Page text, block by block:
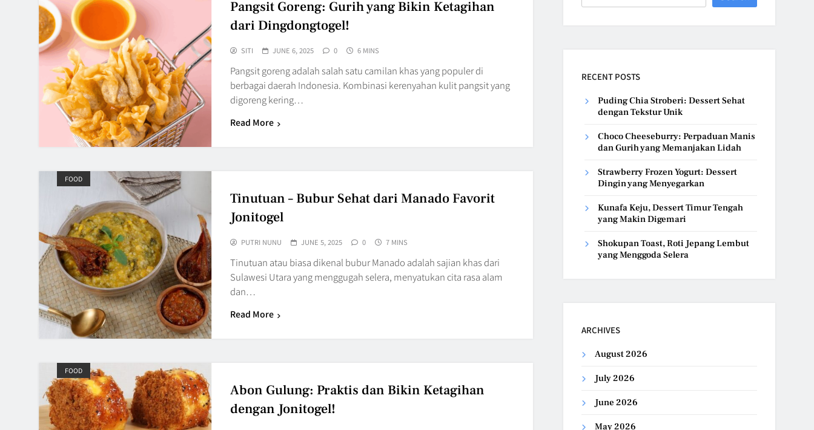
Pangsit Goreng: Gurih yang Bikin Ketagihan
dari Dingdongtogel!
SITI JUNE 6, 2025 0 6 MINS
Pangsit goreng adalah salah satu camilan khas yang populer di
berbagai daerah Indonesia. Kombinasi kerenyahan kulit pangsit yang
digoreng kering…
Read More
FOOD
Tinutuan – Bubur Sehat dari Manado Favorit
Jonitogel
PUTRI NUNU JUNE 5, 2025 0 7 MINS
Tinutuan atau biasa dikenal bubur Manado adalah sajian khas dari
Sulawesi Utara yang menggugah selera, menyatukan cita rasa alam
dan…
Read More
FOOD
Abon Gulung: Praktis dan Bikin Ketagihan
dengan Jonitogel!
RECENT POSTS
Puding Chia Stroberi: Dessert Sehat
dengan Tekstur Unik
Choco Cheeseburry: Perpaduan Manis
dan Gurih yang Memanjakan Lidah
Strawberry Frozen Yogurt: Dessert
Dingin yang Menyegarkan
Kunafa Keju, Dessert Timur Tengah
yang Makin Digemari
Shokupan Toast, Roti Jepang Lembut
yang Menggoda Selera
ARCHIVES
August 2026
July 2026
June 2026
May 2026